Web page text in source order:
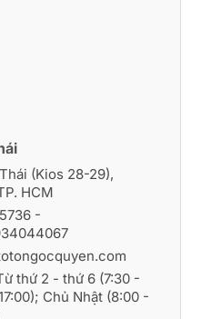
(Kios 28-29),
HCM
-
thứ 2 - thứ 6 (7:30 -
Chủ Nhật (8:00 -